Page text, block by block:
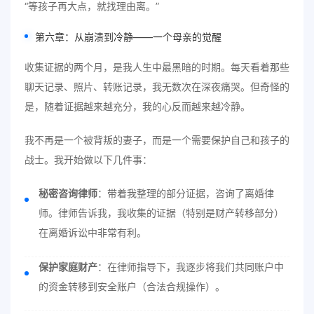
“等孩子再大点，就找理由离。”
第六章：从崩溃到冷静——一个母亲的觉醒
收集证据的两个月，是我人生中最黑暗的时期。每天看着那些
聊天记录、照片、转账记录，我无数次在深夜痛哭。但奇怪的
是，随着证据越来越充分，我的心反而越来越冷静。
我不再是一个被背叛的妻子，而是一个需要保护自己和孩子的
战士。我开始做以下几件事：
秘密咨询律师：带着我整理的部分证据，咨询了离婚律
师。律师告诉我，我收集的证据（特别是财产转移部分）
在离婚诉讼中非常有利。
保护家庭财产：在律师指导下，我逐步将我们共同账户中
的资金转移到安全账户（合法合规操作）。